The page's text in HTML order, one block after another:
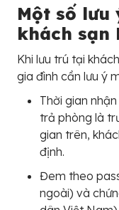
Một số
khách sạn
Khi lưu trú tại
gia đình cần lưu ý
Thời gian
trả phòng là
gian trên,
định.
Đem theo
ngoài) và